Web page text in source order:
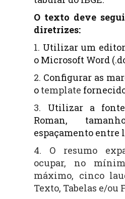
O texto deve
diretrizes:
1. Utilizar um
o Microsoft Word
2. Configurar as
o template
3. Utilizar a
Roman,
espaçamento entre
4. O resumo
ocupar, no
máximo, cinco
Texto, Tabelas e/ou